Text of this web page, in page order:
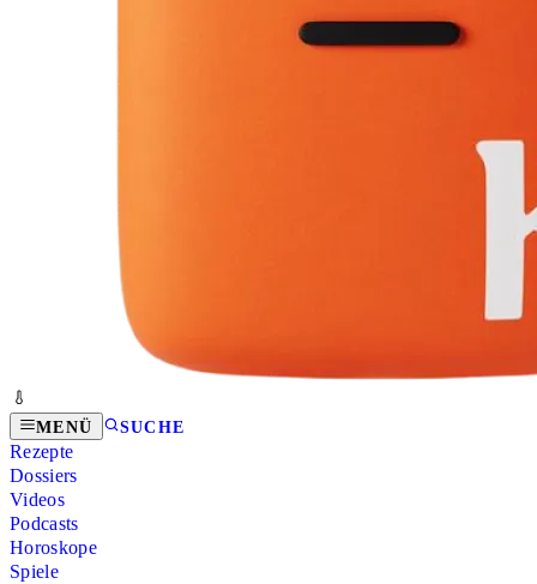
MENÜ SUCHE
Rezepte
Dossiers
Videos
Podcasts
Horoskope
Spiele